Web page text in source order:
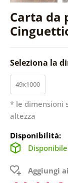
Carta da
Seleziona la
49x1000
* le dimensioni
altezza
Disponibilità:
Disponibile
Aggiungi